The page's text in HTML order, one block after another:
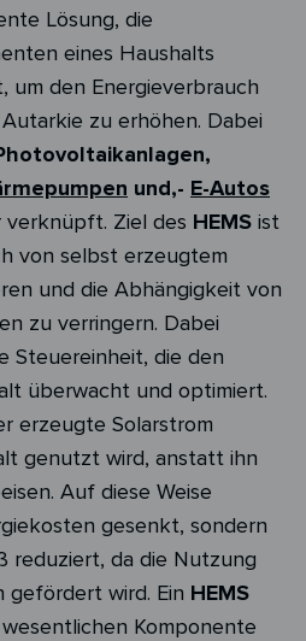
Lösung, die
eines Haushalts
um den Energieverbrauch
zu erhöhen. Dabei
und,- E-Autos
Ziel des HEMS ist
von selbst erzeugtem
und die Abhängigkeit von
zu verringern. Dabei
Steuereinheit, die den
überwacht und optimiert.
erzeugte Solarstrom
genutzt wird, anstatt ihn
Auf diese Weise
gesenkt, sondern
reduziert, da die Nutzung
gefördert wird. Ein HEMS
Komponente